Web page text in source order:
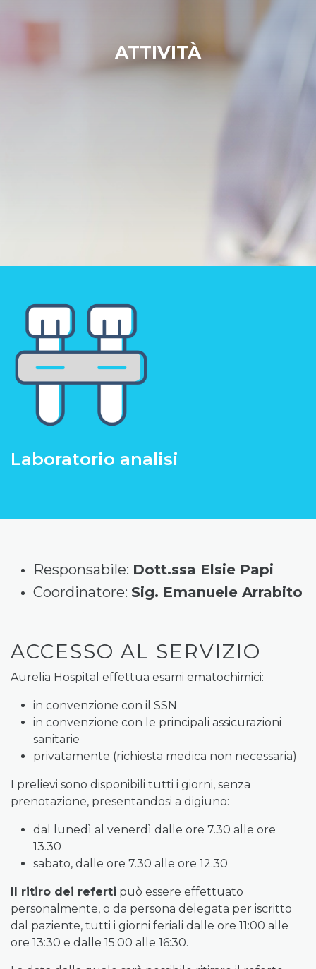
ATTIVITÀ
Laboratorio analisi
Responsabile: Dott.ssa Elsie Papi
Coordinatore: Sig. Emanuele Arrabito
ACCESSO AL SERVIZIO
Aurelia Hospital effettua esami ematochimici:
in convenzione con il SSN
in convenzione con le principali assicurazioni
sanitarie
privatamente (richiesta medica non necessaria)
I prelievi sono disponibili tutti i giorni, senza
prenotazione, presentandosi a digiuno:
dal lunedì al venerdì dalle ore 7.30 alle ore
13.30
sabato, dalle ore 7.30 alle ore 12.30
Il ritiro dei referti può essere effettuato
personalmente, o da persona delegata per iscritto
dal paziente, tutti i giorni feriali dalle ore 11:00 alle
ore 13:30 e dalle 15:00 alle 16:30.